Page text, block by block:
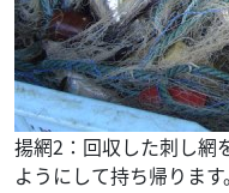
揚網2：回収した刺し網
ようにして持ち帰ります。